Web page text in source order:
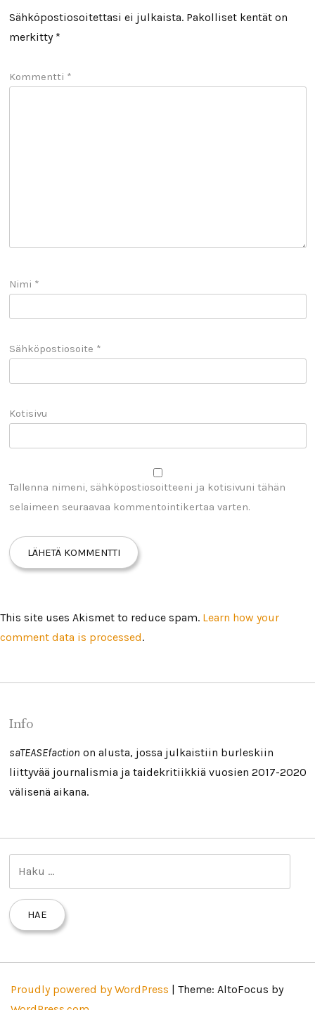
Sähköpostiosoitettasi ei julkaista. Pakolliset kentät on
merkitty *
Kommentti *
Nimi *
Sähköpostiosoite *
Kotisivu
Tallenna nimeni, sähköpostiosoitteeni ja kotisivuni tähän
selaimeen seuraavaa kommentointikertaa varten.
This site uses Akismet to reduce spam. Learn how your
comment data is processed.
Info
saTEASEfaction on alusta, jossa julkaistiin burleskiin
liittyvää journalismia ja taidekritiikkiä vuosien 2017-2020
välisenä aikana.
k
u
Proudly powered by WordPress | Theme: AltoFocus by